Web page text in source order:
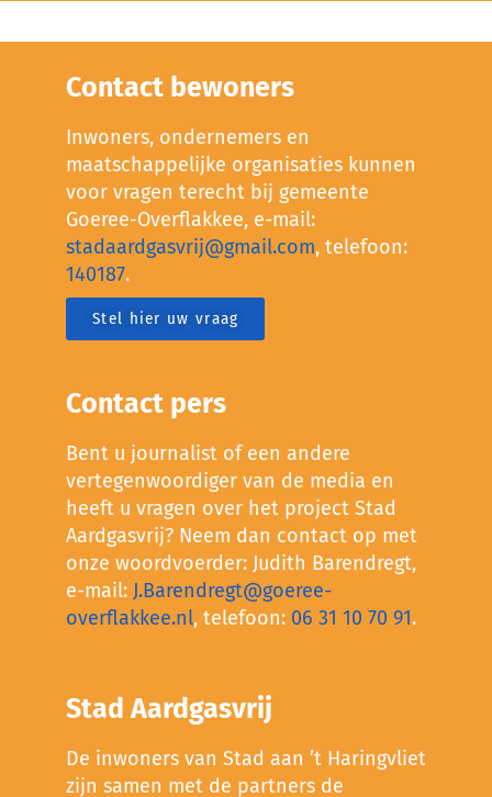
Contact bewoners
Inwoners, ondernemers en
maatschappelijke organisaties kunnen
voor vragen terecht bij gemeente
Goeree-Overflakkee, e-mail:
stadaardgasvrij@gmail.com, telefoon:
140187.
Stel hier uw vraag
Contact pers
Bent u journalist of een andere
vertegenwoordiger van de media en
heeft u vragen over het project Stad
Aardgasvrij? Neem dan contact op met
onze woordvoerder: Judith Barendregt,
e-mail: J.Barendregt@goeree-
overflakkee.nl, telefoon: 06 31 10 70 91.
Stad Aardgasvrij
De inwoners van Stad aan ’t Haringvliet
zijn samen met de partners de